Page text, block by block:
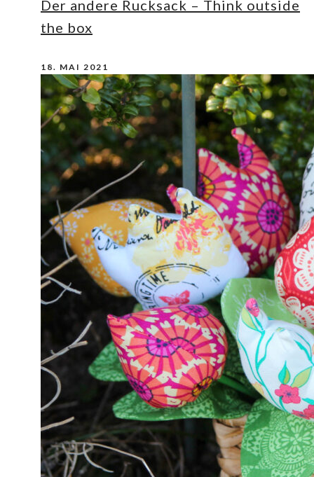
Der andere Rucksack – Think outside
the box
18. MAI 2021